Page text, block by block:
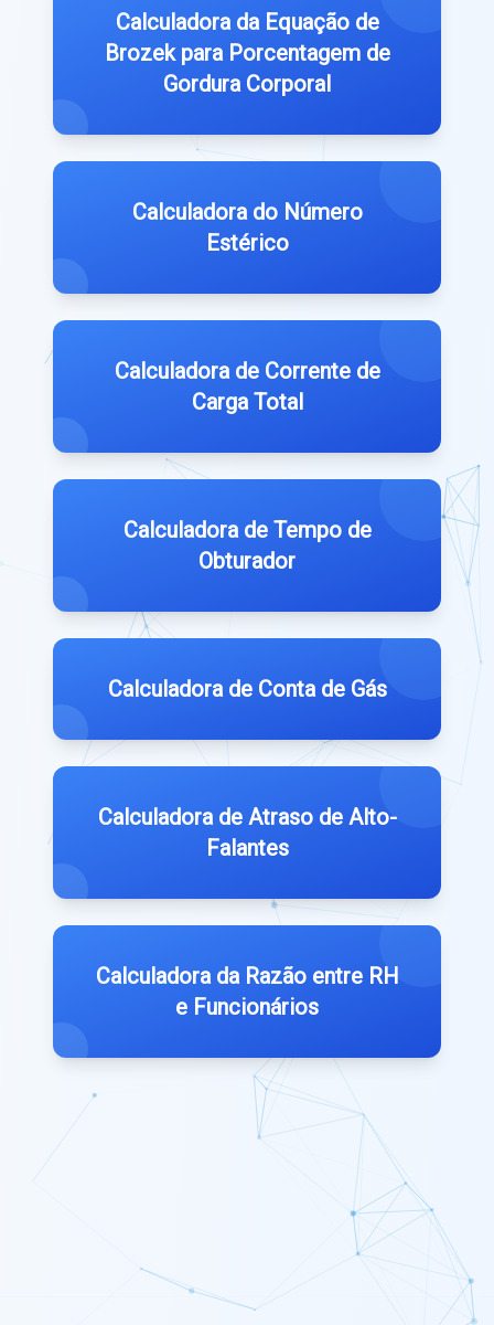
Calculadora da Equação de
Brozek para Porcentagem de
Gordura Corporal
Calculadora do Número
Estérico
Calculadora de Corrente de
Carga Total
Calculadora de Tempo de
Obturador
Calculadora de Conta de Gás
Calculadora de Atraso de Alto-
Falantes
Calculadora da Razão entre RH
e Funcionários